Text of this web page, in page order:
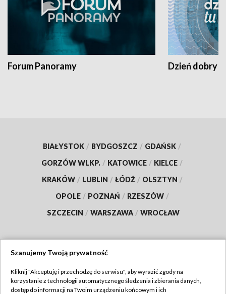
Forum Panoramy Dzień dobry
BIAŁYSTOK / BYDGOSZCZ / GDAŃSK /
GORZÓW WLKP. / KATOWICE / KIELCE /
KRAKÓW / LUBLIN / ŁÓDŹ / OLSZTYN /
OPOLE / POZNAŃ / RZESZÓW /
SZCZECIN / WARSZAWA / WROCŁAW
TVP
Szanujemy Twoją prywatność
Kliknij "Akceptuję i przechodzę do serwisu", aby wyrazić zgody na
korzystanie z technologii automatycznego śledzenia i zbierania danych,
dostęp do informacji na Twoim urządzeniu końcowym i ich